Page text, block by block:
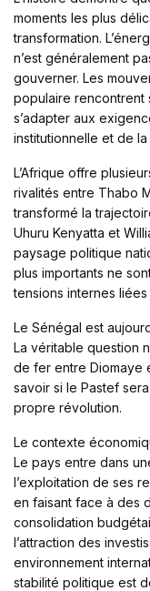
moments les plus
transformation.
n’est généralement
gouverner. Les
populaire rencontrent
s’adapter aux
institutionnelle et de
L’Afrique offre
rivalités entre Thabo
transformé la
Uhuru Kenyatta et
paysage politique
plus importants ne
tensions internes
Le Sénégal est
La véritable question
de fer entre Diomaye
savoir si le Pastef
propre révolution.
Le contexte
Le pays entre dans
l’exploitation de ses
en faisant face à des
consolidation
l’attraction des
environnement
stabilité politique est